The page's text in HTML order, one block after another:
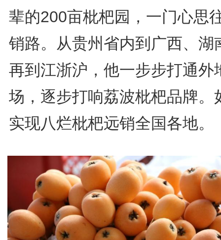
辈的200亩枇杷园，一门心思
销路。从贵州省内到广西、湖
再到江浙沪，他一步步打通外
场，逐步打响荔波枇杷品牌。
实现八烂枇杷远销全国各地。